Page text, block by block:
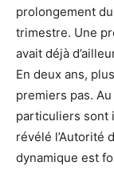
prolongement
trimestre. Une
avait déjà
En deux ans,
premiers pas.
particuliers sont
révélé l’Autorité
dynamique est